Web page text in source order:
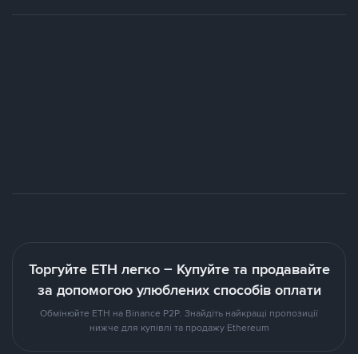
Торгуйте ETH легко – Купуйте та продавайте
за допомогою улюблених способів оплати
Обмінюйте ETH на Binance P2P. Знайдіть найкращі пропозиції
нижче для купівлі та продажу Ethereum